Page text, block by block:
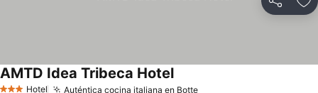
Compartir
Hotel Auténtica cocina italiana en Botte
AMTD Idea Tribeca Hotel